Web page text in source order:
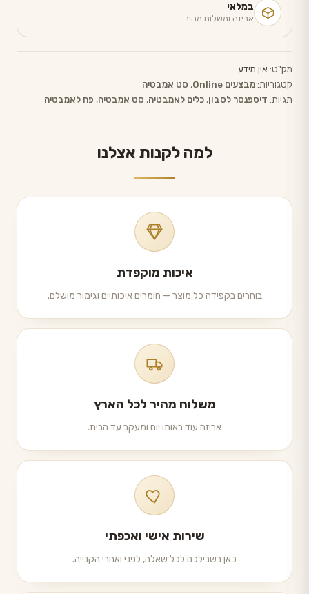
במלאי
אריזה ומשלוח מהיר
מק"ט: אין מידע
קטגוריות:מבצעים Online , סט אמבטיה
תגיות: דיספנסר לסבון, כלים לאמבטיה, סט אמבטיה, פח לאמבטיה
למה לקנות אצלנו
איכות מוקפדת
בוחרים בקפידה כל מוצר — חומרים איכותיים וגימור מושלם.
משלוח מהיר לכל הארץ
אריזה עוד באותו יום ומעקב עד הבית.
שירות אישי ואכפתי
כאן בשבילכם לכל שאלה, לפני ואחרי הקנייה.